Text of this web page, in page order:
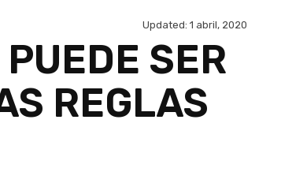
Updated: 1 abril, 2020
SER
REGLAS